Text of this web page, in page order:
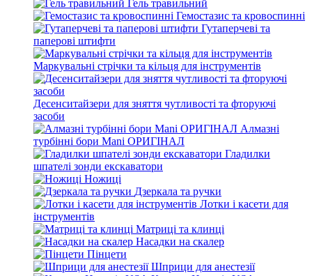
Гель травильний
Гемостазис та кровоспинні
Гутаперчеві та
паперові штифти
Маркувальні стрічки та кільця для інструментів
Десенситайзери для зняття чутливості та фторуючі
засоби
Алмазні
турбінні бори Mani ОРИГІНАЛ
Гладилки
шпателі зонди екскаватори
Ножиці
Дзеркала та ручки
Лотки і касети для
інструментів
Матриці та клинці
Насадки на скалер
Пінцети
Шприци для анестезії